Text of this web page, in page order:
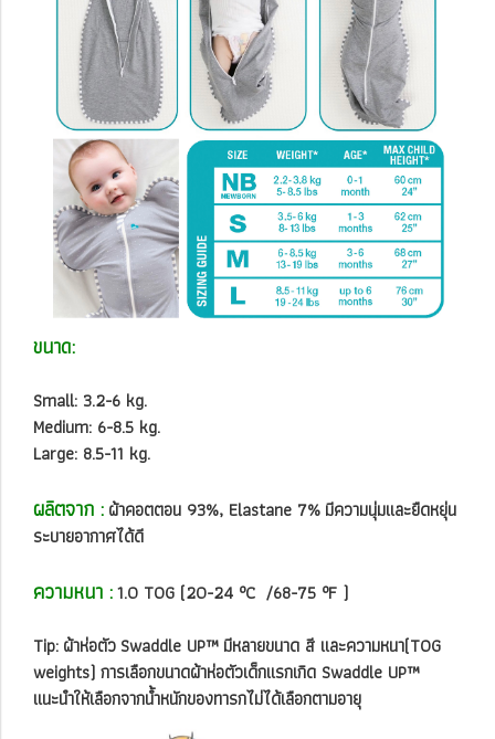
ขนาด:
Small: 3.2-6 kg.
Medium: 6-8.5 kg.
Large: 8.5-11 kg.
ผลิตจาก : ผ้าคอตตอน 93%, Elastane 7% มีความนุ่มและยืดหยุ่น
ระบายอากาศได้ดี
ความหนา :1.0 TOG (20-24 °C /68-75 °F )
Tip: ผ้าห่อตัว Swaddle UP™ มีหลายขนาด สี และความหนา(TOG
weights) การเลือกขนาดผ้าห่อตัวเด็กแรกเกิด Swaddle UP™
แนะนำให้เลือกจากน้ำหนักของทารกไม่ได้เลือกตามอายุ